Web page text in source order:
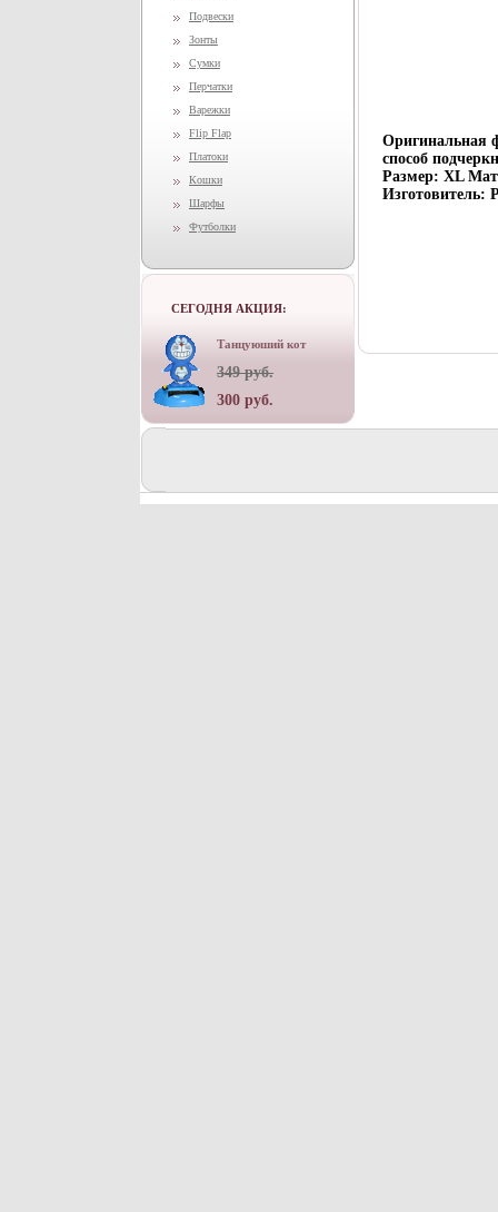
Подвески
Зонты
Сумки
Перчатки
Варежки
Flip Flap
Платоки
Кошки
Шарфы
Футболки
СЕГОДНЯ АКЦИЯ:
Танцуюший кот
349 руб.
300 руб.
Оригинальная
способ
Размер: XL
Изготовитель: